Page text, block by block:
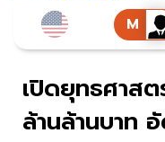
เปิดยุทธศาส
ล้านล้านบาท